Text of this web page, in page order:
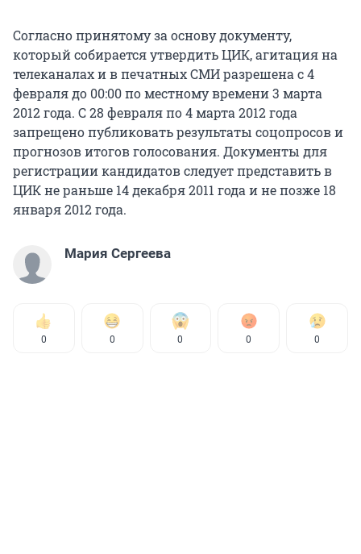
Согласно принятому за основу документу,
который собирается утвердить ЦИК, агитация на
телеканалах и в печатных СМИ разрешена с 4
февраля до 00:00 по местному времени 3 марта
2012 года. С 28 февраля по 4 марта 2012 года
запрещено публиковать результаты соцопросов и
прогнозов итогов голосования. Документы для
регистрации кандидатов следует представить в
ЦИК не раньше 14 декабря 2011 года и не позже 18
января 2012 года.
Мария Сергеева
0 0 0 0 0